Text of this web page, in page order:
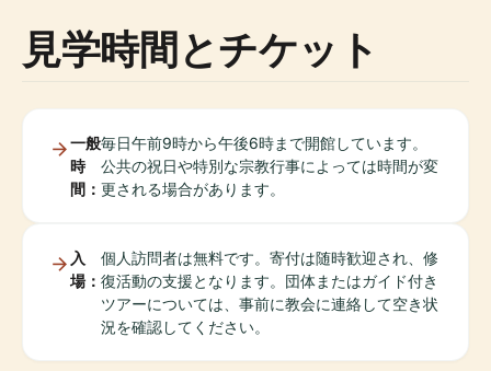
見学時間とチケット
一般
時
間：
毎日午前9時から午後6時まで開館しています。
公共の祝日や特別な宗教行事によっては時間が変
更される場合があります。
入
場：
個人訪問者は無料です。寄付は随時歓迎され、修
復活動の支援となります。団体またはガイド付き
ツアーについては、事前に教会に連絡して空き状
況を確認してください。